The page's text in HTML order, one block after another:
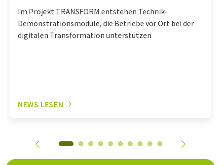
Im Projekt TRANSFORM entstehen Technik-
Demonstrationsmodule, die Betriebe vor Ort bei der
digitalen Transformation unterstützen
NEWS LESEN